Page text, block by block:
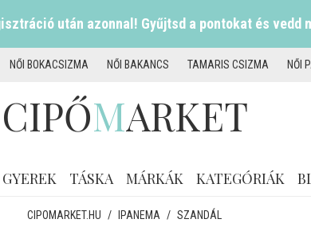
után azonnal! Gyűjtsd a pontokat és vedd
NŐI BOKACSIZMA NŐI BAKANCS TAMARIS CSIZMA NŐI
GYEREK TÁSKA MÁRKÁK KATEGÓRIÁK
CIPŐMARKET
CIPOMARKET.HU / IPANEMA / SZANDÁL